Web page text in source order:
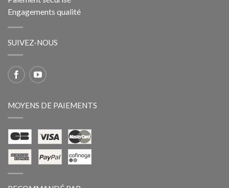
Engagements qualité
SUIVEZ-NOUS
MOYENS DE PAIEMENTS